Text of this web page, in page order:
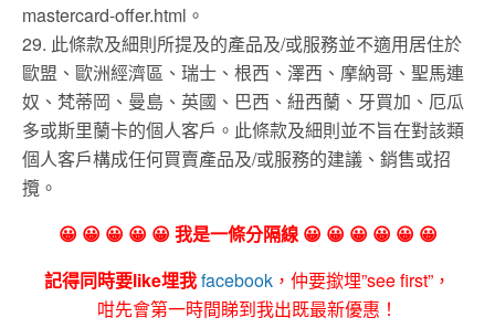
mastercard-offer.html。
29. 此條款及細則所提及的產品及/或服務並不適用居住於
歐盟、歐洲經濟區、瑞士、根西、澤西、摩納哥、聖馬連
奴、梵蒂岡、曼島、英國、巴西、紐西蘭、牙買加、厄瓜
多或斯里蘭卡的個人客戶。此條款及細則並不旨在對該類
個人客戶構成任何買賣產品及/或服務的建議、銷售或招
攬。
😀 😀 😀 😀 😀 我是一條分隔線 😀 😀 😀 😀 😀 😀
記得同時要like埋我facebook ，仲要撳埋”see first”，
咁先會第一時間睇到我出既最新優惠！